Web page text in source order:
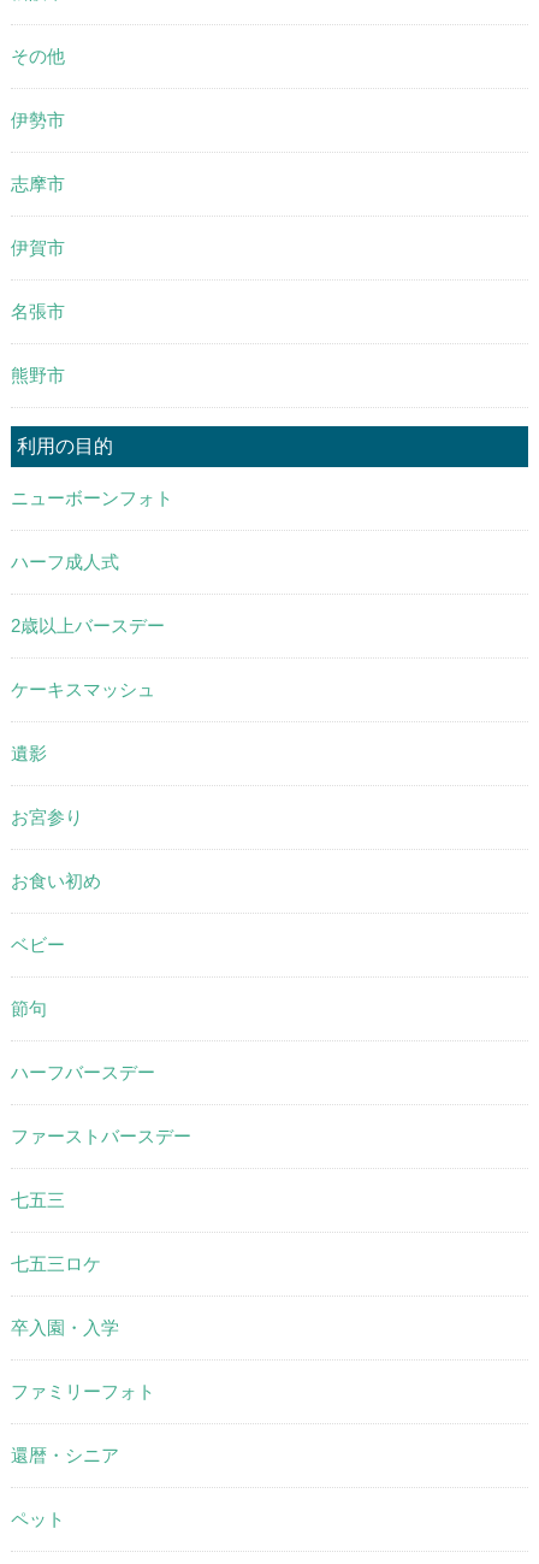
その他
伊勢市
志摩市
伊賀市
名張市
熊野市
利用の目的
ニューボーンフォト
ハーフ成人式
2歳以上バースデー
ケーキスマッシュ
遺影
お宮参り
お食い初め
ベビー
節句
ハーフバースデー
ファーストバースデー
七五三
七五三ロケ
卒入園・入学
ファミリーフォト
還暦・シニア
ペット